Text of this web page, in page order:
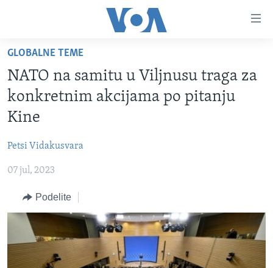
glavni
sadržaj
Idi
na
glavnu
Idi
na
pretragu
RUBRIKE
EKONOMIJA
NAUKA I TEHNOLOGIJA
MEDICINA
KULTURA
DRUŠTVO
TV PROGRAM
Learning English
PRATITE NAS
Jezici
GLOBALNE TEME
NATO na samitu u Viljnusu traga za
konkretnim akcijama po pitanju
Kine
Petsi Vidakusvara
07 jul, 2023
Podelite